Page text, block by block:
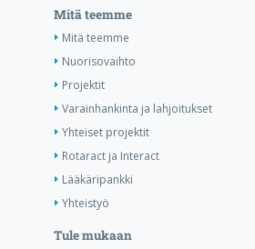
Mitä teemme
Mitä teemme
Nuorisovaihto
Projektit
Varainhankinta ja lahjoitukset
Yhteiset projektit
Rotaract ja Interact
Lääkäripankki
Yhteistyö
Tule mukaan